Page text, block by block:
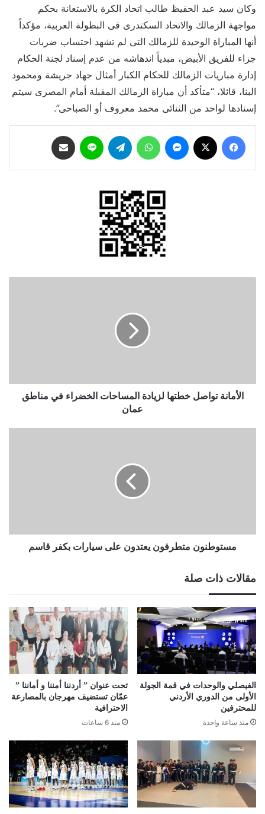
وكان سيد عبد الحفيظ طالب اتحاد الكرة بالاستعانة بحكم
مواجهة الزمالك والاتحاد السكندرى فى البطولة العربية، مؤكداً
أنها المباراة الوحيدة للزمالك التى لم تشهد احتساب ضربات
جزاء للفريق الأبيض، مبدياً اندهاشه من عدم إسناد لجنة الحكام
إدارة مباريات الزمالك للحكام الكبار أمثال جهاد جريشة ومحمود
البنا، قائلا، “متأكد أن مباراة الزمالك المقبلة أمام المصرى سيتم
إسنادها لواحد من الثنائى محمد معروف أو الصباحى”.
فيسبوك ماسنجر واتساب تيلقرام لاين
عمان
الأمانة تواصل خطتها لزيادة المساحات الخضراء في مناطق
عمان
مستوطنون متطرفون يعتدون على سيارات بكفر قاسم
مقالات ذات صلة
الفيصلي والوحدات في قمة الجولة
الأولى من الدوري الأردني
للمحترفين
منذ ساعة واحدة
تحت عنوان ” أردننا أمننا و أماننا ”
عمّان تستضيف مهرجان بالمصارعة
الاحترافية
منذ 6 ساعات